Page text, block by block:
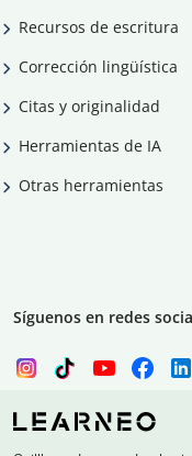
Recursos de escritura
Corrección lingüística
Citas y originalidad
Herramientas de IA
Otras herramientas
Síguenos en redes